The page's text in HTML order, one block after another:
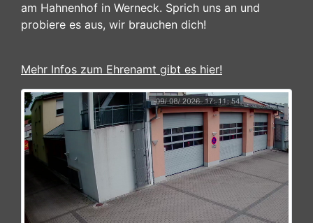
am Hahnenhof in Werneck. Sprich uns an und
probiere es aus, wir brauchen dich!
Mehr Infos zum Ehrenamt gibt es hier!